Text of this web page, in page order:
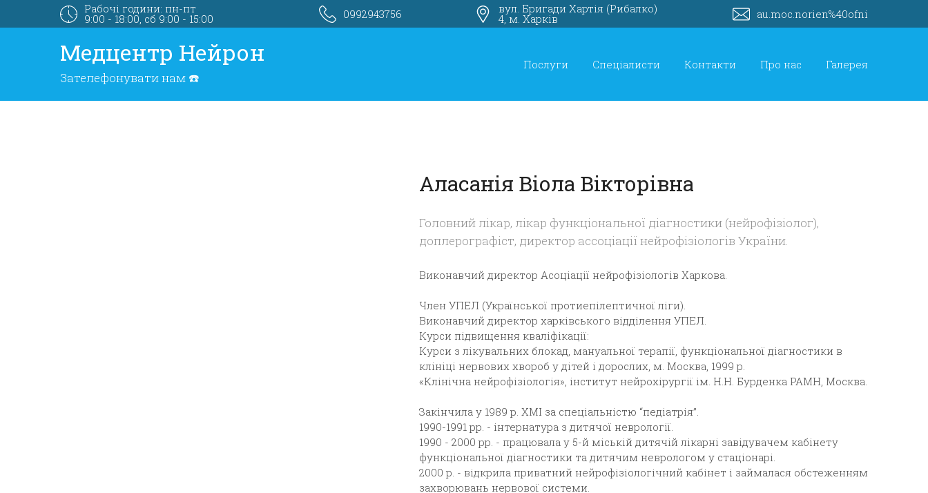
Рабочі години: пн-пт
9:00 - 18:00, сб 9:00 - 15:00 0992943756 вул. Бригади Хартія (Рибалко)
4, м. Харків au.moc.norien%40ofni
Медцентр Нейрон
Зателефонувати нам ☎️
Послуги Спеціалисти Контакти Про нас Галерея
Аласанія Віола Вікторівна
Головний лікар, лікар функціональної діагностики (нейрофізіолог),
доплерографіст, директор ассоціації нейрофізіологів України.
Виконавчий директор Асоціації нейрофізіологів Харкова.
Член УПЕЛ (Української протиепілептичної ліги).
Виконавчий директор харківського відділення УПЕЛ.
Курси підвищення кваліфікації:
Курси з лікувальних блокад, мануальної терапії, функціональної діагностики в
клініці нервових хвороб у дітей і дорослих, м. Москва, 1999 р.
«Клінічна нейрофізіологія», інститут нейрохірургії ім. Н.Н. Бурденка РАМН, Москва.
Закінчила у 1989 р. ХМІ за спеціальністю “педіатрія”.
1990-1991 рр. - інтернатура з дитячої неврології.
1990 - 2000 рр. - працювала у 5-й міській дитячій лікарні завідувачем кабінету
функціональної діагностики та дитячим неврологом у стаціонарі.
2000 р. - відкрила приватний нейрофізіологічний кабінет і займалася обстеженням
захворювань нервової системи.